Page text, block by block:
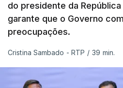
do presidente da
garante que o Governo
preocupações.
Cristina Sambado - RTP / 39 min.